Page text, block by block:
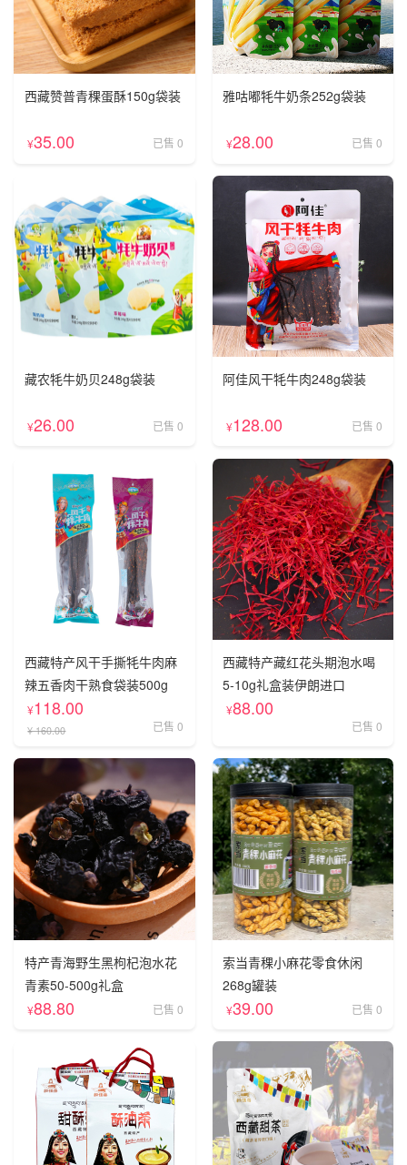
西藏赞普青稞蛋酥150g袋装
¥35.00 已售 0
雅咕嘟牦牛奶条252g袋装
¥28.00 已售 0
藏农牦牛奶贝248g袋装
¥26.00 已售 0
阿佳风干牦牛肉248g袋装
¥128.00 已售 0
西藏特产风干手撕牦牛肉麻
辣五香肉干熟食袋装500g
¥118.00
¥ 160.00 已售 0
西藏特产藏红花头期泡水喝
5-10g礼盒装伊朗进口
¥88.00
已售 0
特产青海野生黑枸杞泡水花
青素50-500g礼盒
¥88.80 已售 0
索当青稞小麻花零食休闲
268g罐装
¥39.00 已售 0